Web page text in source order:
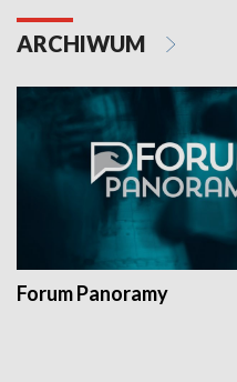
ARCHIWUM
Forum Panoramy